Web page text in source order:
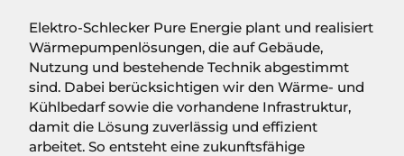
Elektro-Schlecker Pure Energie plant und realisiert
Wärmepumpenlösungen, die auf Gebäude,
Nutzung und bestehende Technik abgestimmt
sind. Dabei berücksichtigen wir den Wärme- und
Kühlbedarf sowie die vorhandene Infrastruktur,
damit die Lösung zuverlässig und effizient
arbeitet. So entsteht eine zukunftsfähige